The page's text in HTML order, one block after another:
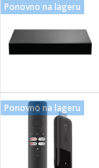
Ponovno na lageru
Ponovno na lageru